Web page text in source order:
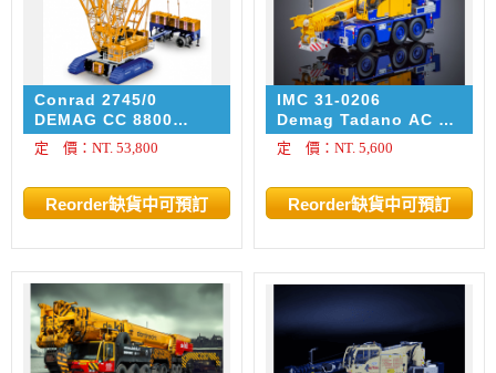
Conrad 2745/0
DEMAG CC 8800
BoomBooster
定 價：NT. 53,800
IMC 31-0206
Demag Tadano AC 45
City
定 價：NT. 5,600